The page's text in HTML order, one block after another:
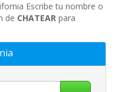
Escribe tu nombre o
de CHATEAR para